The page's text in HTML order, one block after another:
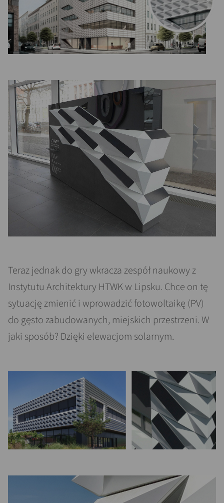
Teraz jednak do gry wkracza zespół naukowy z
Instytutu Architektury HTWK w Lipsku. Chce on tę
sytuację zmienić i wprowadzić fotowoltaikę (PV)
do gęsto zabudowanych, miejskich przestrzeni. W
jaki sposób? Dzięki elewacjom solarnym.